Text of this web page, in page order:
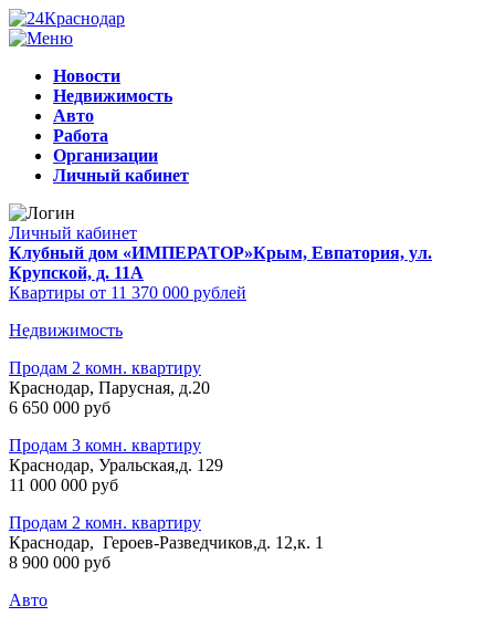
Новости
Недвижимость
Авто
Работа
Организации
Личный кабинет
Личный кабинет
Клубный дом «ИМПЕРАТОР»Крым, Евпатория, ул.
Крупской, д. 11А
Квартиры от 11 370 000 рублей
Недвижимость
Продам 2 комн. квартиру
Краснодар, Парусная, д.20
6 650 000 руб
Продам 3 комн. квартиру
Краснодар, Уральская,д. 129
11 000 000 руб
Продам 2 комн. квартиру
Краснодар, Героев-Разведчиков,д. 12,к. 1
8 900 000 руб
Авто